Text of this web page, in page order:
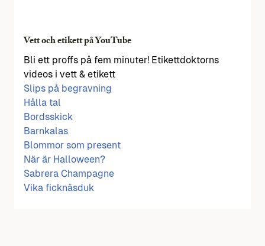
Vett och etikett på YouTube
Bli ett proffs på fem minuter! Etikettdoktorns
videos i vett & etikett
Slips på begravning
Hålla tal
Bordsskick
Barnkalas
Blommor som present
När är Halloween?
Sabrera Champagne
Vika ficknäsduk